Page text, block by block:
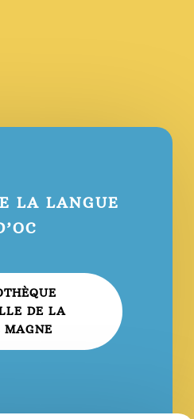
LA LANGUE
DE LA
MAGNE